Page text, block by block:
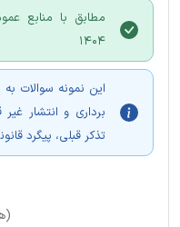
مطابق با منابع
1404
این نمونه سوالات
برداری و انتشار
تذکر قبلی، پیگرد